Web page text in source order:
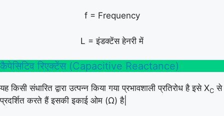
f = Frequency
L = इंडक्टेंस हेनरी में
कैपेसिटिव रिएक्टेंस (Capacitive Reactance)
यह किसी संधारित द्वारा उत्पन्न किया गया प्रभावशाली प्रतिरोध है इसे XC से
प्रदर्शित करते हैं इसकी इकाई ओम (Ω) है|